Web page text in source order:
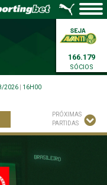
166.179
SÓCIOS
2026
16H00
PRÓXIMAS
PARTIDAS